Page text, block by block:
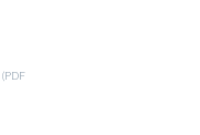
(PDF